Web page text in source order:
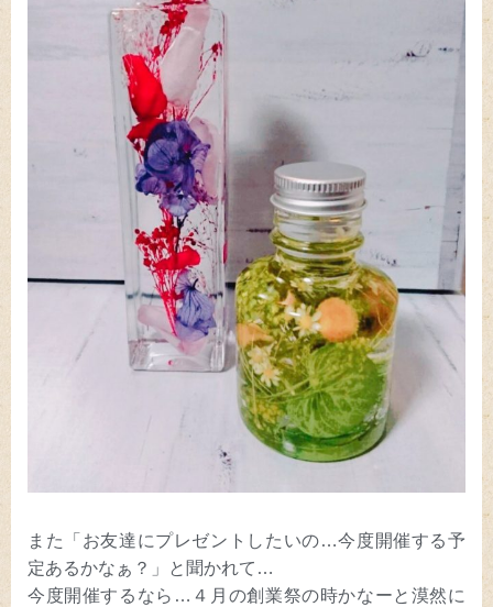
また「お友達にプレゼントしたいの…今度開催する予
定あるかなぁ？」と聞かれて…
今度開催するなら…４月の創業祭の時かなーと漠然に